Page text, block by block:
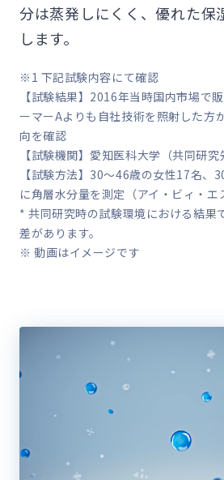
分は蒸発しにくく、優れた保
します。
※1 下記試験内容にて確認
【試験結果】2016年当時国内市場で
ーマーAよりも自社技術を照射した方
向を確認
【試験機関】愛知医科大学（共同研究
【試験方法】30～46歳の女性17名
に角層水分量を測定（アイ・ビィ・
* 共同研究時の試験環境における結果
差があります。
※ 動画はイメージです